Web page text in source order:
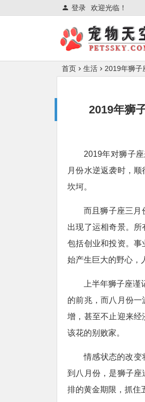
欢迎光临！
登录
首页 生活 2019年狮子
2019年狮
2019年对狮子
月份水逆返袭时，
坎坷。
而且狮子座三月
出现了运相奇景。
包括创业和投资。
始产生巨大的野心，
上半年狮子座
的前兆，而八月份
增，甚至不止迎来
该花的别败家。
情感状态的改变
到八月份，是狮子
排的黄金期限，抓住